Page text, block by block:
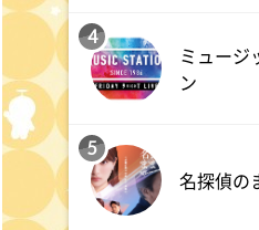
深夜 1:50
テレ朝サマフェ
深夜 1:52
全力坂
4
ミュージ
ン
5
名探偵の